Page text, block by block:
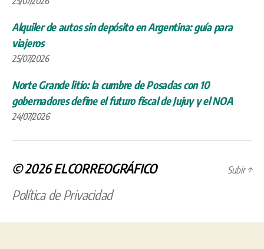
Alquiler de autos sin depósito en Argentina: guía para
viajeros
25/07/2026
Norte Grande litio: la cumbre de Posadas con 10
gobernadores define el futuro fiscal de Jujuy y el NOA
24/07/2026
© 2026ELCORREOGRÁFICO
Política de Privacidad
Subir↑